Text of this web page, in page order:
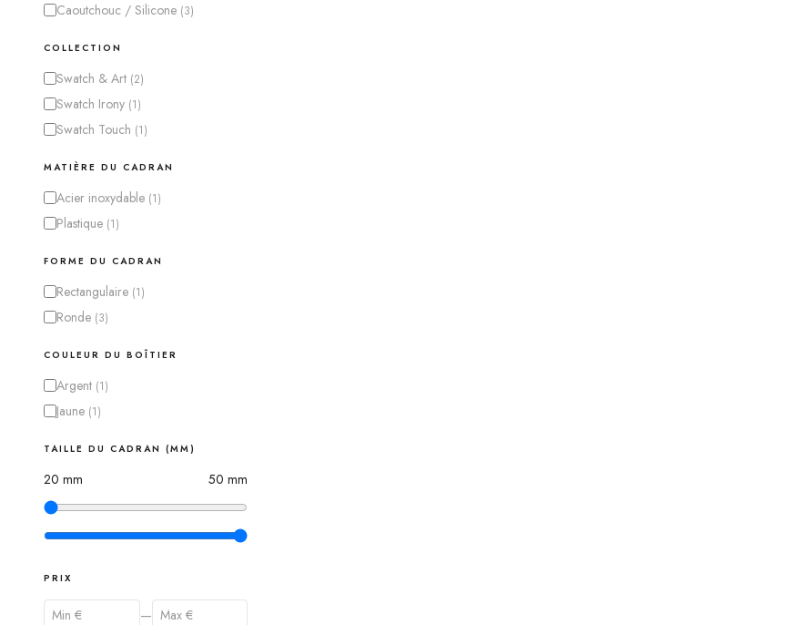
Caoutchouc / Silicone (3)
COLLECTION
Swatch & Art (2)
Swatch Irony (1)
Swatch Touch (1)
MATIÈRE DU CADRAN
Acier inoxydable (1)
Plastique (1)
FORME DU CADRAN
Rectangulaire (1)
Ronde (3)
COULEUR DU BOÎTIER
Argent (1)
Jaune (1)
TAILLE DU CADRAN (MM)
20 mm 50 mm
PRIX
—